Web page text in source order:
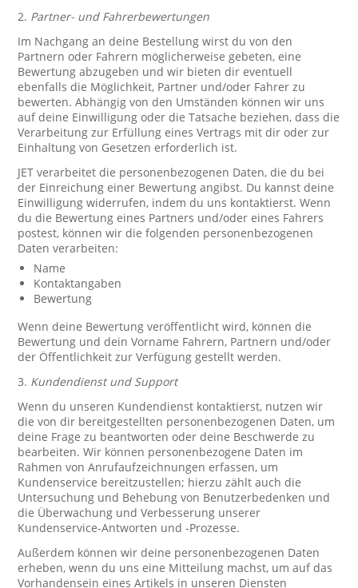
2. Partner- und Fahrerbewertungen
Im Nachgang an deine Bestellung wirst du von den
Partnern oder Fahrern möglicherweise gebeten, eine
Bewertung abzugeben und wir bieten dir eventuell
ebenfalls die Möglichkeit, Partner und/oder Fahrer zu
bewerten. Abhängig von den Umständen können wir uns
auf deine Einwilligung oder die Tatsache beziehen, dass die
Verarbeitung zur Erfüllung eines Vertrags mit dir oder zur
Einhaltung von Gesetzen erforderlich ist.
JET verarbeitet die personenbezogenen Daten, die du bei
der Einreichung einer Bewertung angibst. Du kannst deine
Einwilligung widerrufen, indem du uns kontaktierst. Wenn
du die Bewertung eines Partners und/oder eines Fahrers
postest, können wir die folgenden personenbezogenen
Daten verarbeiten:
Name
Kontaktangaben
Bewertung
Wenn deine Bewertung veröffentlicht wird, können die
Bewertung und dein Vorname Fahrern, Partnern und/oder
der Öffentlichkeit zur Verfügung gestellt werden.
3. Kundendienst und Support
Wenn du unseren Kundendienst kontaktierst, nutzen wir
die von dir bereitgestellten personenbezogenen Daten, um
deine Frage zu beantworten oder deine Beschwerde zu
bearbeiten. Wir können personenbezogene Daten im
Rahmen von Anrufaufzeichnungen erfassen, um
Kundenservice bereitzustellen; hierzu zählt auch die
Untersuchung und Behebung von Benutzerbedenken und
die Überwachung und Verbesserung unserer
Kundenservice-Antworten und -Prozesse.
Außerdem können wir deine personenbezogenen Daten
erheben, wenn du uns eine Mitteilung machst, um auf das
Vorhandensein eines Artikels in unseren Diensten